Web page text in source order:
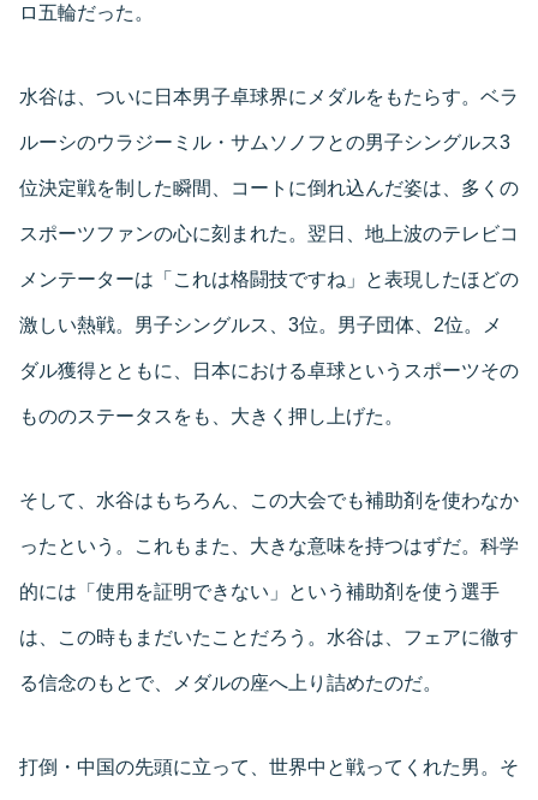
ロ五輪だった。
水谷は、ついに日本男子卓球界にメダルをもたらす。ベラ
ルーシのウラジーミル・サムソノフとの男子シングルス3
位決定戦を制した瞬間、コートに倒れ込んだ姿は、多くの
スポーツファンの心に刻まれた。翌日、地上波のテレビコ
メンテーターは「これは格闘技ですね」と表現したほどの
激しい熱戦。男子シングルス、3位。男子団体、2位。メ
ダル獲得とともに、日本における卓球というスポーツその
もののステータスをも、大きく押し上げた。
そして、水谷はもちろん、この大会でも補助剤を使わなか
ったという。これもまた、大きな意味を持つはずだ。科学
的には「使用を証明できない」という補助剤を使う選手
は、この時もまだいたことだろう。水谷は、フェアに徹す
る信念のもとで、メダルの座へ上り詰めたのだ。
打倒・中国の先頭に立って、世界中と戦ってくれた男。そ